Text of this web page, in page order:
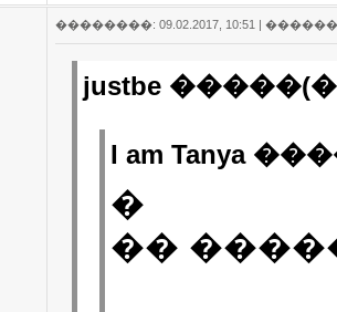
��������: 09.02.2017, 10:51 |
justbe
I am Tanya
�
��